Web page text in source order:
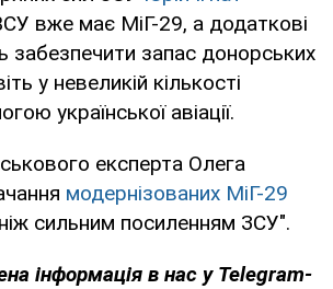
вже має МіГ-29, а додаткові
забезпечити запас донорських
у невеликій кількості
української авіації.
експерта Олега
модернізованих МіГ-29
сильним посиленням ЗСУ".
інформація в нас у Telegram-